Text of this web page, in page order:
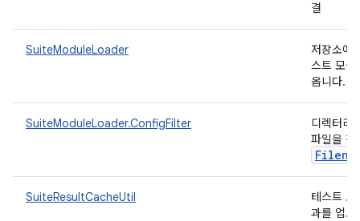
결
SuiteModuleLoader
저장소에
스트 모듈
옵니다.
SuiteModuleLoader.ConfigFilter
디렉터리
파일을 찾
SuiteResultCacheUtil
테스트 모
과를 업로